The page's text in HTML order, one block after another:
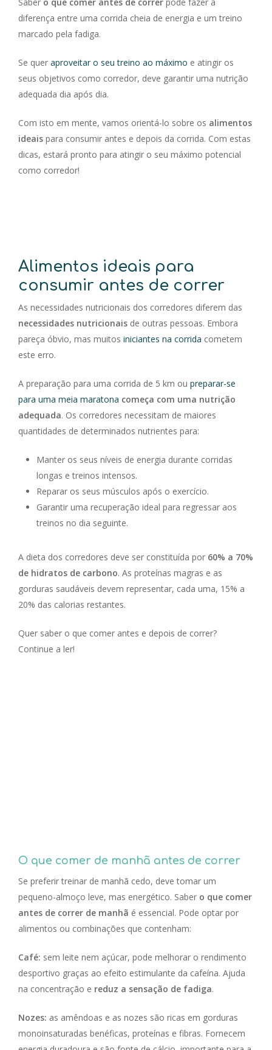
diferença entre uma corrida cheia de energia e um treino
marcado pela fadiga.
Se quer aproveitar o seu treino ao máximo e atingir os
seus objetivos como corredor, deve garantir uma nutrição
adequada dia após dia.
Com isto em mente, vamos orientá-lo sobre os alimentos
ideais para consumir antes e depois da corrida. Com estas
dicas, estará pronto para atingir o seu máximo potencial
como corredor!
Alimentos ideais para
consumir antes de correr
As necessidades nutricionais dos corredores diferem das
necessidades nutricionais de outras pessoas. Embora
pareça óbvio, mas muitos iniciantes na corrida cometem
este erro.
A preparação para uma corrida de 5 km ou preparar-se
para uma meia maratona começa com uma nutrição
adequada. Os corredores necessitam de maiores
quantidades de determinados nutrientes para:
Manter os seus níveis de energia durante corridas
longas e treinos intensos.
Reparar os seus músculos após o exercício.
Garantir uma recuperação ideal para regressar aos
treinos no dia seguinte.
A dieta dos corredores deve ser constituída por 60% a 70%
de hidratos de carbono. As proteínas magras e as
gorduras saudáveis devem representar, cada uma, 15% a
20% das calorias restantes.
Quer saber o que comer antes e depois de correr?
Continue a ler!
O que comer de manhã antes de correr
Se preferir treinar de manhã cedo, deve tomar um
pequeno-almoço leve, mas energético. Saber o que comer
antes de correr de manhã é essencial. Pode optar por
alimentos ou combinações que contenham:
Café: sem leite nem açúcar, pode melhorar o rendimento
desportivo graças ao efeito estimulante da cafeína. Ajuda
na concentração e reduz a sensação de fadiga.
Nozes: as amêndoas e as nozes são ricas em gorduras
monoinsaturadas benéficas, proteínas e fibras. Fornecem